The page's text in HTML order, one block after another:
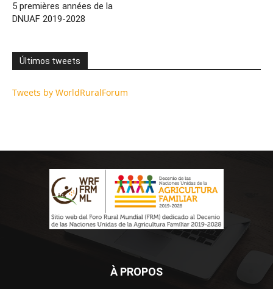
5 premières années de la
DNUAF 2019-2028
Últimos tweets
Tweets by WorldRuralForum
À PROPOS